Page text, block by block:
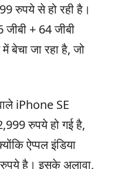
रुपये से हो रही है।
+ 64 जीबी
बेचा जा रहा है, जो
iPhone SE
रुपये हो गई है,
ऐप्पल इंडिया
है। इसके अलावा,